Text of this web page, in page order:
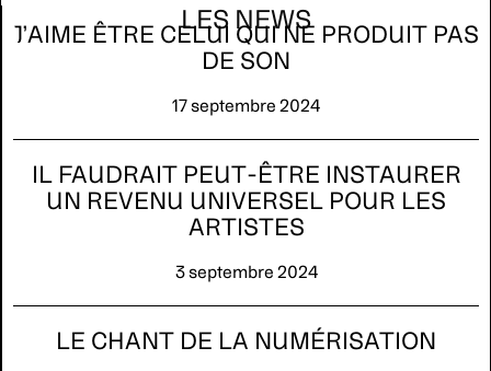
LES NEWS
J’AIME ÊTRE CELUI QUI NE PRODUIT PAS
DE SON
17 septembre 2024
IL FAUDRAIT PEUT-ÊTRE INSTAURER
UN REVENU UNIVERSEL POUR LES
ARTISTES
3 septembre 2024
LE CHANT DE LA NUMÉRISATION